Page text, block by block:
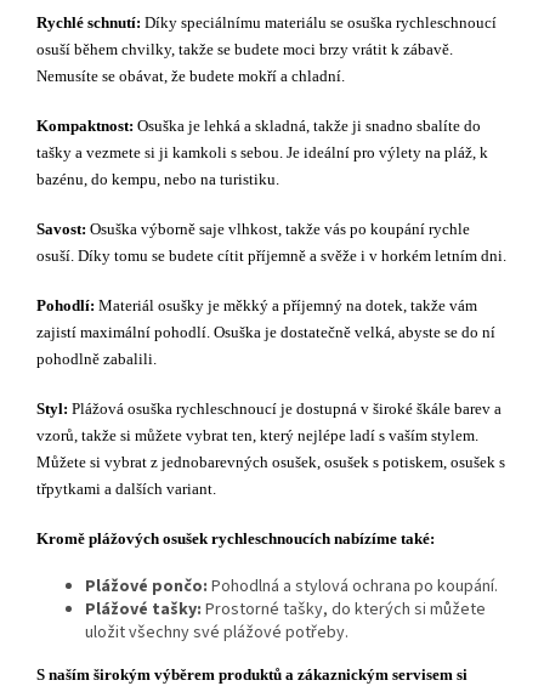
Rychlé schnutí: Díky speciálnímu materiálu se osuška rychleschnoucí
osuší během chvilky, takže se budete moci brzy vrátit k zábavě.
Nemusíte se obávat, že budete mokří a chladní.
Kompaktnost: Osuška je lehká a skladná, takže ji snadno sbalíte do
tašky a vezmete si ji kamkoli s sebou. Je ideální pro výlety na pláž, k
bazénu, do kempu, nebo na turistiku.
Savost: Osuška výborně saje vlhkost, takže vás po koupání rychle
osuší. Díky tomu se budete cítit příjemně a svěže i v horkém letním dni.
Pohodlí: Materiál osušky je měkký a příjemný na dotek, takže vám
zajistí maximální pohodlí. Osuška je dostatečně velká, abyste se do ní
pohodlně zabalili.
Styl: Plážová osuška rychleschnoucí je dostupná v široké škále barev a
vzorů, takže si můžete vybrat ten, který nejlépe ladí s vaším stylem.
Můžete si vybrat z jednobarevných osušek, osušek s potiskem, osušek s
třpytkami a dalších variant.
Kromě plážových osušek rychleschnoucích nabízíme také:
Plážové pončo: Pohodlná a stylová ochrana po koupání.
Plážové tašky: Prostorné tašky, do kterých si můžete
uložit všechny své plážové potřeby.
S naším širokým výběrem produktů a zákaznickým servisem si